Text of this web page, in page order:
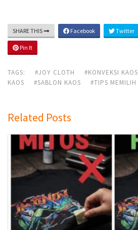
SHARE THIS Facebook Twitter
Pin It
TAGS: #JOY CLOTH #KONVEKSI KAOS
KAOS
#SABLON KAOS #TIPS MEMILIH
Related Posts